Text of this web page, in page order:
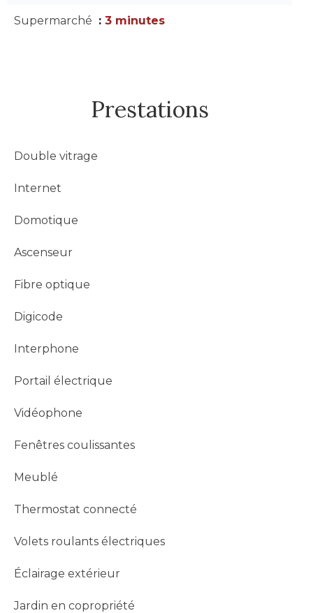
Supermarché 3 minutes
Prestations
Double vitrage
Internet
Domotique
Ascenseur
Fibre optique
Digicode
Interphone
Portail électrique
Vidéophone
Fenêtres coulissantes
Meublé
Thermostat connecté
Volets roulants électriques
Éclairage extérieur
Jardin en copropriété